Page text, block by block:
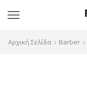
Αρχική Σελίδα Barber